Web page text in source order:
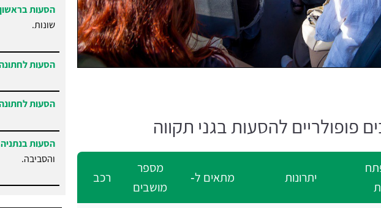
פופולריים להסעות בגני תקווה
רכב
מספר
מושבים
מתאים ל‑ יתרונות
הסעות
שונות.
הסעות
הסעות
הסעות
והסביבה.